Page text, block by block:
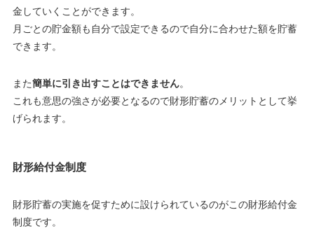
金していくことができます。
月ごとの貯金額も自分で設定できるので自分に合わせた額を貯蓄
できます。
また簡単に引き出すことはできません。
これも意思の強さが必要となるので財形貯蓄のメリットとして挙
げられます。
財形給付金制度
財形貯蓄の実施を促すために設けられているのがこの財形給付金
制度です。